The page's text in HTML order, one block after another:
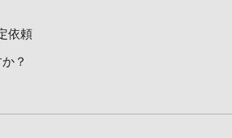
依頼
？